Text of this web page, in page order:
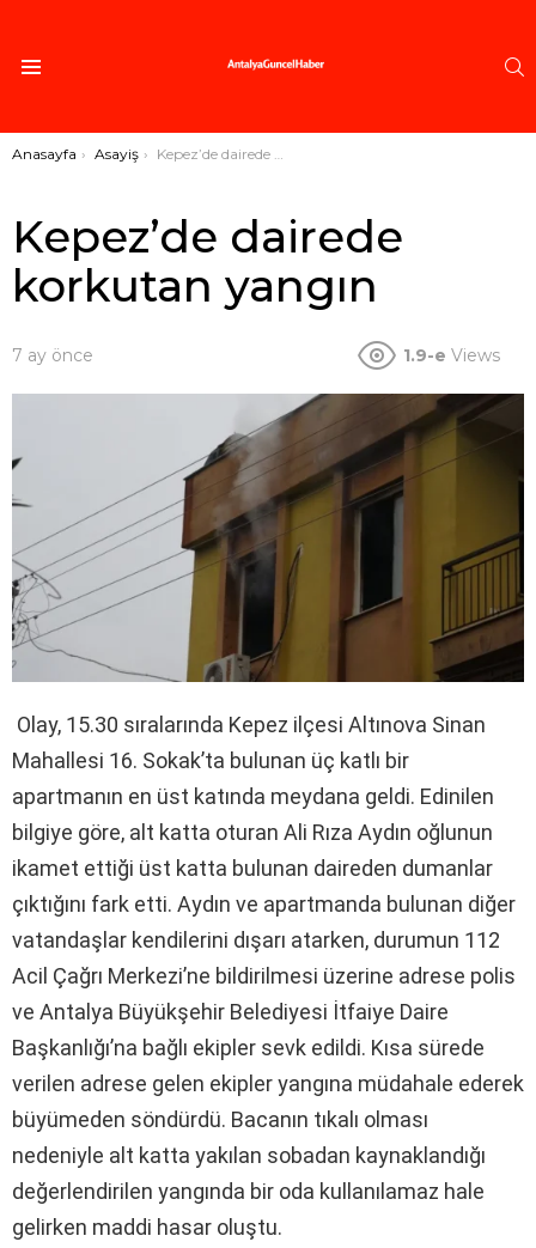
Buradasınız:
Anasayfa Asayiş Kepez’de dairede korkutan yangın
Kepez’de dairede
korkutan yangın
7 ay önce 1.9-e Views
Olay, 15.30 sıralarında Kepez ilçesi Altınova Sinan
Mahallesi 16. Sokak’ta bulunan üç katlı bir
apartmanın en üst katında meydana geldi. Edinilen
bilgiye göre, alt katta oturan Ali Rıza Aydın oğlunun
ikamet ettiği üst katta bulunan daireden dumanlar
çıktığını fark etti. Aydın ve apartmanda bulunan diğer
vatandaşlar kendilerini dışarı atarken, durumun 112
Acil Çağrı Merkezi’ne bildirilmesi üzerine adrese polis
ve Antalya Büyükşehir Belediyesi İtfaiye Daire
Başkanlığı’na bağlı ekipler sevk edildi. Kısa sürede
verilen adrese gelen ekipler yangına müdahale ederek
büyümeden söndürdü. Bacanın tıkalı olması
nedeniyle alt katta yakılan sobadan kaynaklandığı
değerlendirilen yangında bir oda kullanılamaz hale
gelirken maddi hasar oluştu.